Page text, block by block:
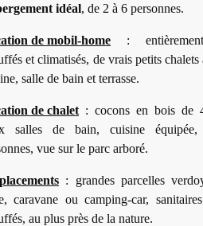
idéal, de 2 à 6 personnes.
de mobil-home :
et climatisés, de vrais petits
salle de bain et terrasse.
de chalet : cocons en bois de
salles de bain, cuisine
vue sur le parc arboré.
: grandes parcelles
caravane ou camping-car,
au plus près de la nature.